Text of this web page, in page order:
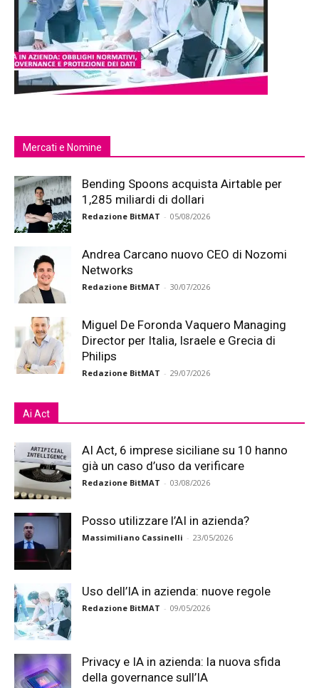
Mercati e Nomine
Bending Spoons acquista Airtable per
1,285 miliardi di dollari
Redazione BitMAT - 05/08/2026
Andrea Carcano nuovo CEO di Nozomi
Networks
Redazione BitMAT - 30/07/2026
Miguel De Foronda Vaquero Managing
Director per Italia, Israele e Grecia di
Philips
Redazione BitMAT - 29/07/2026
Ai Act
AI Act, 6 imprese siciliane su 10 hanno
già un caso d’uso da verificare
Redazione BitMAT - 03/08/2026
Posso utilizzare l’AI in azienda?
Massimiliano Cassinelli - 23/05/2026
Uso dell’IA in azienda: nuove regole
Redazione BitMAT - 09/05/2026
Privacy e IA in azienda: la nuova sfida
della governance sull’IA